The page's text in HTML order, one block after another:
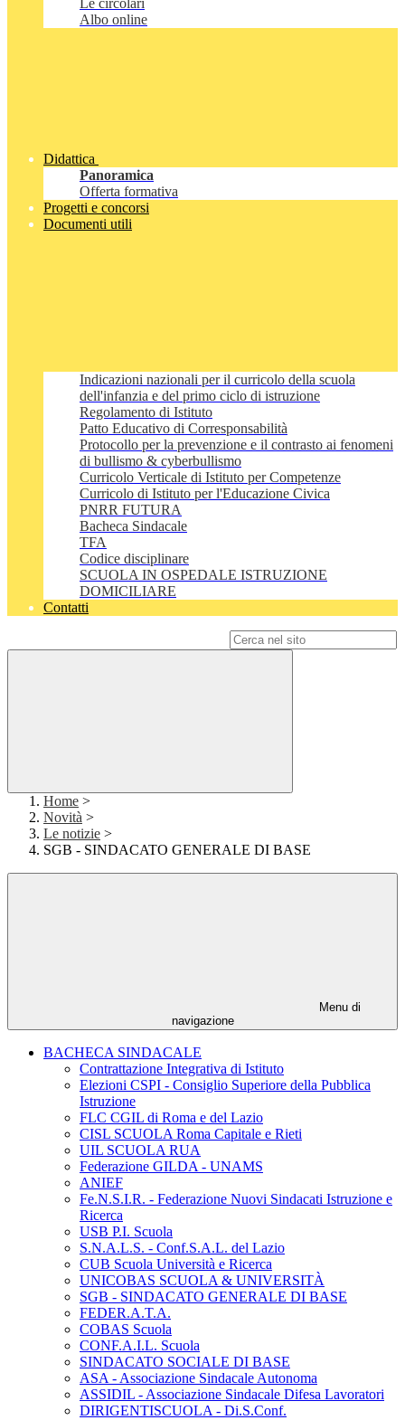
Le circolari
Albo online
Didattica
Panoramica
Offerta formativa
Progetti e concorsi
Documenti utili
Indicazioni nazionali per il curricolo della scuola
dell'infanzia e del primo ciclo di istruzione
Regolamento di Istituto
Patto Educativo di Corresponsabilità
Protocollo per la prevenzione e il contrasto ai fenomeni
di bullismo & cyberbullismo
Curricolo Verticale di Istituto per Competenze
Curricolo di Istituto per l'Educazione Civica
PNRR FUTURA
Bacheca Sindacale
TFA
Codice disciplinare
SCUOLA IN OSPEDALE ISTRUZIONE
DOMICILIARE
Contatti
Home >
Novità >
Le notizie >
SGB - SINDACATO GENERALE DI BASE
Menu di
navigazione
BACHECA SINDACALE
Contrattazione Integrativa di Istituto
Elezioni CSPI - Consiglio Superiore della Pubblica
Istruzione
FLC CGIL di Roma e del Lazio
CISL SCUOLA Roma Capitale e Rieti
UIL SCUOLA RUA
Federazione GILDA - UNAMS
ANIEF
Fe.N.S.I.R. - Federazione Nuovi Sindacati Istruzione e
Ricerca
USB P.I. Scuola
S.N.A.L.S. - Conf.S.A.L. del Lazio
CUB Scuola Università e Ricerca
UNICOBAS SCUOLA & UNIVERSITÀ
SGB - SINDACATO GENERALE DI BASE
FEDER.A.T.A.
COBAS Scuola
CONF.A.I.L. Scuola
SINDACATO SOCIALE DI BASE
ASA - Associazione Sindacale Autonoma
ASSIDIL - Associazione Sindacale Difesa Lavoratori
DIRIGENTISCUOLA - Di.S.Conf.